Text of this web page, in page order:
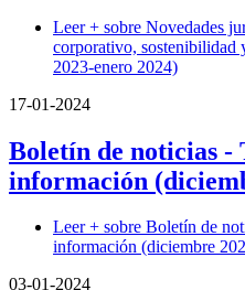
Leer + sobre Novedades
corporativo, sostenibilidad
2023-enero 2024)
17-01-2024
Boletín de noticias -
información
Leer + sobre Boletín de
información (diciembre
03-01-2024